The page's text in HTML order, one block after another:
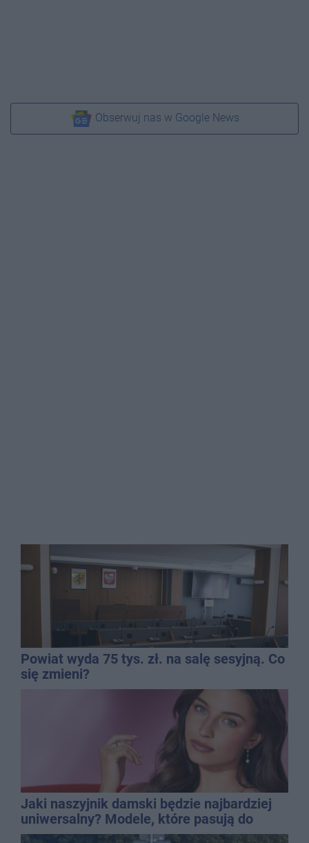
Obserwuj nas w Google News
Powiat wyda 75 tys. zł. na salę sesyjną. Co
się zmieni?
Jaki naszyjnik damski będzie najbardziej
uniwersalny? Modele, które pasują do
wielu stylizacji